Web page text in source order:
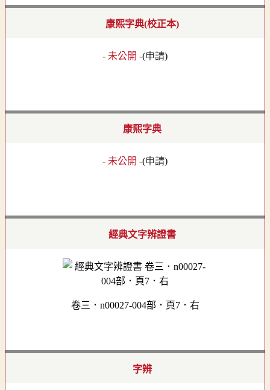
康熙字典(校正本)
- 未公開 -(申請)
康熙字典
- 未公開 -(申請)
經典文字辨證書
卷三．n00027-004部．頁7．右
字辨